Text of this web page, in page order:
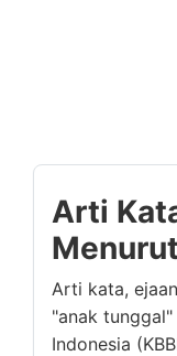
Arti
Arti kata,
"anak tunggal"
Indonesia